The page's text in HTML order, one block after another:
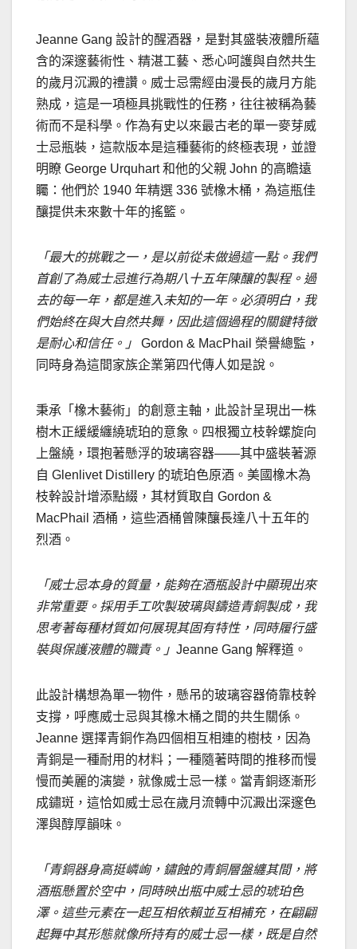
Jeanne Gang 設計的醒酒器，是對其盛裝液體所蘊
含的深邃藝術性、精湛工藝、悉心呵護與自然共生
的歲月沉澱的禮讚。威士忌需經由漫長的歲月方能
熟成，這是一項極具挑戰性的任務，往往被稱為藝
術而不是科學。作為有史以來最古老的單一麥芽威
士忌瓶裝，這款版本是這種藝術的終極表現，並證
明瞭 George Urquhart和他的父親 John 的高瞻遠
矚：他們於 1940 年精選 336 號橡木桶，為這瓶佳
釀提供未來數十年的搖籃。
「最大的挑戰之一，是以前從未做過這一點。我們
首創了為威士忌進行為期八十五年陳釀的製程。過
去的每一年，都是進入未知的一年。必須明白，我
們始終在與大自然共舞，因此這個過程的關鍵特徵
是耐心和信任。」
Gordon & MacPhail 榮譽總監，
同時身為這間家族企業第四代傳人如是說。
秉承「橡木藝術」的創意主軸，此設計呈現出一株
樹木正緩緩纏繞琥珀的意象。四根獨立枝幹螺旋向
上盤繞，環抱著懸浮的玻璃容器——其中盛裝著源
自 Glenlivet Distillery 的琥珀色原酒。美國橡木為
枝幹設計增添點綴，其材質取自 Gordon &
MacPhail 酒桶，這些酒桶曾陳釀長達八十五年的
烈酒。
「威士忌本身的質量，能夠在酒瓶設計中顯現出來
非常重要。採用手工吹製玻璃與鑄造青銅製成，我
思考著每種材質如何展現其固有特性，同時履行盛
裝與保護液體的職責。」 Jeanne Gang 解釋道。
此設計構想為單一物件，懸吊的玻璃容器倚靠枝幹
支撐，呼應威士忌與其橡木桶之間的共生關係。
Jeanne 選擇青銅作為四個相互相連的樹枝，因為
青銅是一種耐用的材料；一種隨著時間的推移而慢
慢而美麗的演變，就像威士忌一樣。當青銅逐漸形
成鏽斑，這恰如威士忌在歲月流轉中沉澱出深邃色
澤與醇厚韻味。
「青銅器身高挺嶙峋，鏽蝕的青銅層盤纏其間，將
酒瓶懸置於空中，同時映出瓶中威士忌的琥珀色
澤。這些元素在一起互相依賴並互相補充，在翩翩
起舞中其形態就像所持有的威士忌一樣，既是自然